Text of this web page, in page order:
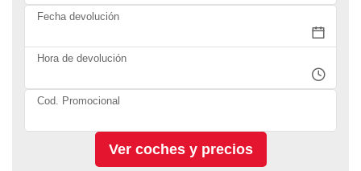
Fecha devolución
Hora de devolución
Cod. Promocional